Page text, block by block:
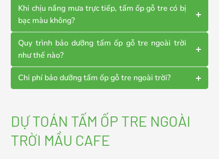
Khi chịu nắng mưa trực tiếp, tấm ốp gỗ tre có bị
bạc màu không?
Quy trình bảo dưỡng tấm ốp gỗ tre ngoài trời
như thế nào?
Chi phí bảo dưỡng tấm ốp gỗ tre ngoài trời?
DỰ TOÁN TẤM ỐP TRE NGOÀI
TRỜI MẦU CAFE